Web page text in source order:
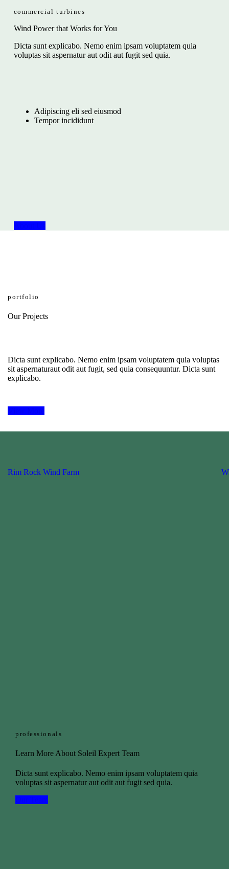
commercial turbines
Wind Power that Works for You
Dicta sunt explicabo. Nemo enim ipsam voluptatem quia
voluptas sit aspernatur aut odit aut fugit sed quia.
Adipiscing eli sed eiusmod
Tempor incididunt
portfolio
Our Projects
Dicta sunt explicabo. Nemo enim ipsam voluptatem quia voluptas
sit aspernaturaut odit aut fugit, sed quia consequuntur. Dicta sunt
explicabo.
Rim Rock Wind Farm
professionals
Learn More About Soleil Expert Team
Dicta sunt explicabo. Nemo enim ipsam voluptatem quia
voluptas sit aspernatur aut odit aut fugit sed quia.